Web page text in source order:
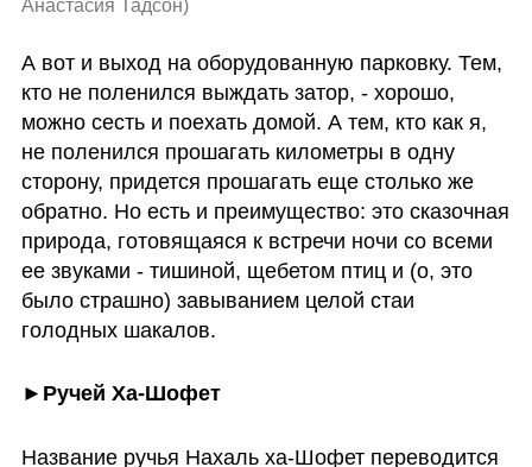
Анастасия Тадсон)
А вот и выход на оборудованную парковку. Тем,
кто не поленился выждать затор, - хорошо,
можно сесть и поехать домой. А тем, кто как я,
не поленился прошагать километры в одну
сторону, придется прошагать еще столько же
обратно. Но есть и преимущество: это сказочная
природа, готовящаяся к встречи ночи со всеми
ее звуками - тишиной, щебетом птиц и (о, это
было страшно) завыванием целой стаи
голодных шакалов.
►Ручей Ха-Шофет
Название ручья Нахаль ха-Шофет переводится